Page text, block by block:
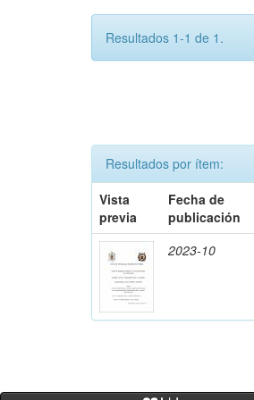
Resultados 1-1 de 1.
Resultados por ítem:
Vista
previa
Fecha de
publicación
2023-10